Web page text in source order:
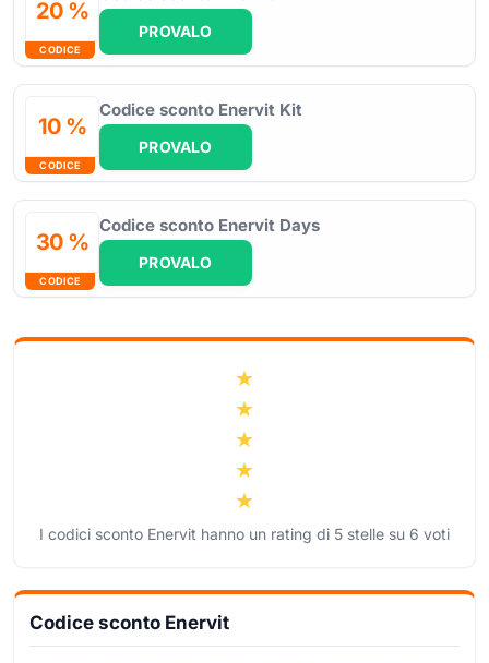
20 %
CODICE
PROVALO
10 %
CODICE
Codice sconto Enervit Kit
PROVALO
30 %
CODICE
Codice sconto Enervit Days
PROVALO
I codici sconto Enervit hanno un rating di 5 stelle su 6 voti
Codice sconto Enervit